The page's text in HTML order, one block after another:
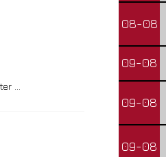
…
08-08
09-08
09-08
09-08